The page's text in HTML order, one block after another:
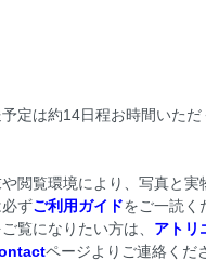
定は約14日程お時間いただ
や閲覧環境により、写真と
必ずご利用ガイドをご一読く
覧になりたい方は、 アトリ
ページよりご連絡くだ